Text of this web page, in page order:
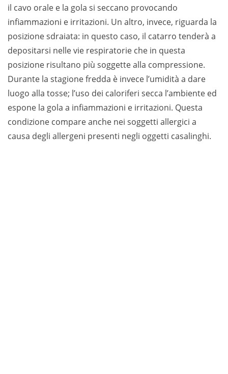
il cavo orale e la gola si seccano provocando
infiammazioni e irritazioni. Un altro, invece, riguarda la
posizione sdraiata: in questo caso, il catarro tenderà a
depositarsi nelle vie respiratorie che in questa
posizione risultano più soggette alla compressione.
Durante la stagione fredda è invece l’umidità a dare
luogo alla tosse; l’uso dei caloriferi secca l’ambiente ed
espone la gola a infiammazioni e irritazioni. Questa
condizione compare anche nei soggetti allergici a
causa degli allergeni presenti negli oggetti casalinghi.